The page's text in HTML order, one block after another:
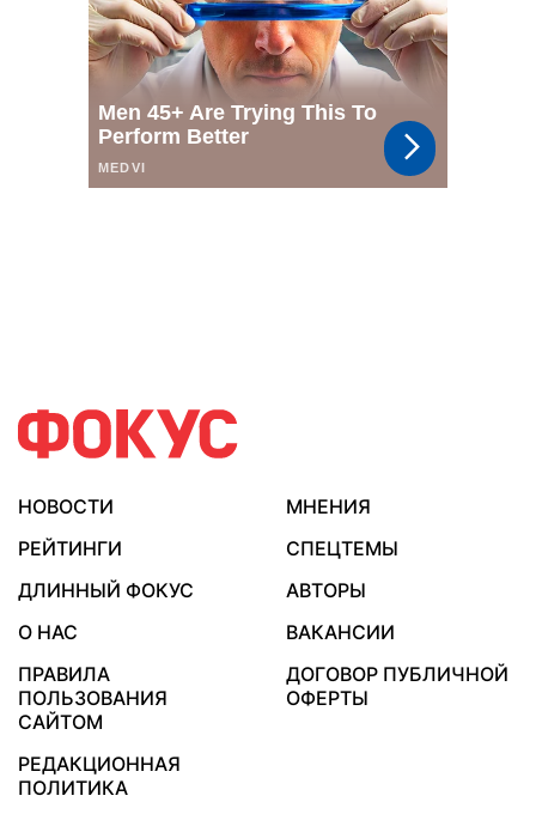
НОВОСТИ
МНЕНИЯ
РЕЙТИНГИ
СПЕЦТЕМЫ
ДЛИННЫЙ ФОКУС
АВТОРЫ
О НАС
ВАКАНСИИ
ПРАВИЛА
ПОЛЬЗОВАНИЯ
САЙТОМ
ДОГОВОР ПУБЛИЧНОЙ
ОФЕРТЫ
РЕДАКЦИОННАЯ
ПОЛИТИКА